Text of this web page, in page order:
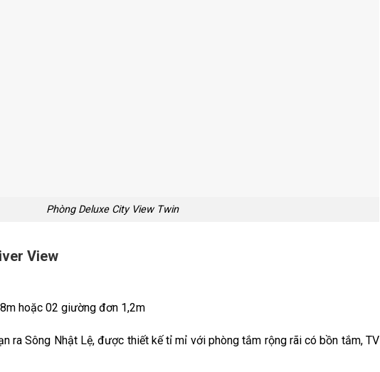
Phòng Deluxe City View Twin
View
hoặc 02 giường đơn 1,2m
ra Sông Nhật Lệ, được thiết kế tỉ mỉ với phòng tắm rộng rãi có bồn tắm, TV